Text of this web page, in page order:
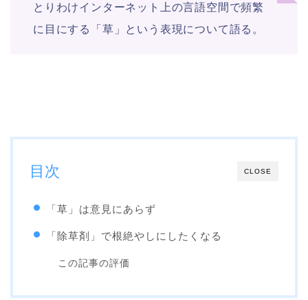
とりわけインターネット上の言語空間で頻繁
に目にする「草」という表現について語る。
CLOSE
目次
「草」は意見にあらず
「除草剤」で根絶やしにしたくなる
この記事の評価